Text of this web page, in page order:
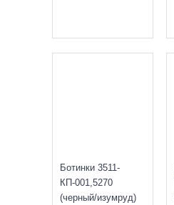
Ботинки 3511-
КП-001,5270
(черный/изумруд)